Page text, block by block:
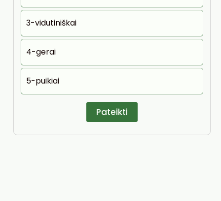
3-vidutiniškai
4-gerai
5-puikiai